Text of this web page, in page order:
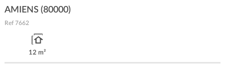
AMIENS (80000)
Ref 7662
12 m²